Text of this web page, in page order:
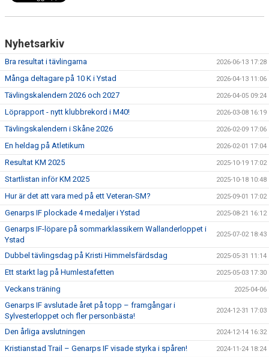
Nyhetsarkiv
Bra resultat i tävlingarna 2026-06-13 17:28
Många deltagare på 10 K i Ystad 2026-04-13 11:06
Tävlingskalendern 2026 och 2027 2026-04-05 09:24
Löprapport - nytt klubbrekord i M40! 2026-03-08 16:19
Tävlingskalendern i Skåne 2026 2026-02-09 17:06
En heldag på Atletikum 2026-02-01 17:04
Resultat KM 2025 2025-10-19 17:02
Startlistan inför KM 2025 2025-10-18 10:48
Hur är det att vara med på ett Veteran-SM? 2025-09-01 17:02
Genarps IF plockade 4 medaljer i Ystad 2025-08-21 16:12
Genarps IF-löpare på sommarklassikern Wallanderloppet i
Ystad
2025-07-02 18:43
Dubbel tävlingsdag på Kristi Himmelsfärdsdag 2025-05-31 11:14
Ett starkt lag på Humlestafetten 2025-05-03 17:30
Veckans träning 2025-04-06
Genarps IF avslutade året på topp – framgångar i
Sylvesterloppet och fler personbästa!
2024-12-31 17:03
Den årliga avslutningen 2024-12-14 16:32
Kristianstad Trail – Genarps IF visade styrka i spåren! 2024-11-24 18:24